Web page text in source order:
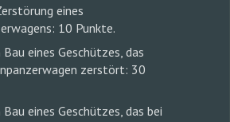
eines
10 Punkte.
eines Geschützes, das
zerstört: 30
eines Geschützes, das bei